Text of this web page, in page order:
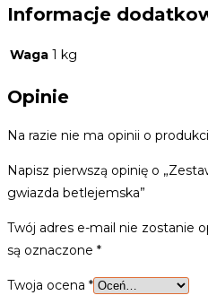
Informacje
Waga 1 kg
Opinie
Na razie nie ma opinii o
Napisz pierwszą opinię o
gwiazda betlejemska”
Twój adres e-mail nie zostanie
są oznaczone *
Twoja ocena *